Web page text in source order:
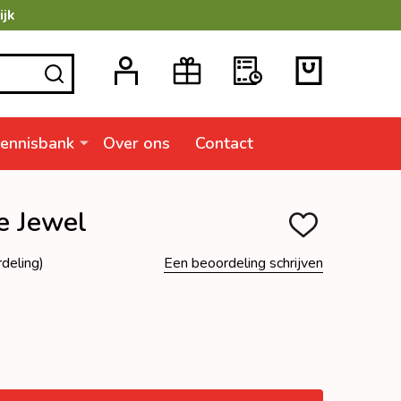
ZOEKEN
Over ons Contact
Jewel TOEVOEGEN
Een beoordeling schrijven